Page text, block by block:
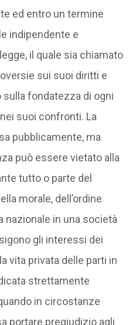
ed entro un termine
indipendente e
il quale sia chiamato
sui suoi diritti e
fondatezza di ogni
suoi confronti. La
pubblicamente, ma
può essere vietato alla
tutto o parte del
morale, dell’ordine
nazionale in una società
gli interessi dei
vita privata delle parti in
strettamente
in circostanze
portare pregiudizio agli